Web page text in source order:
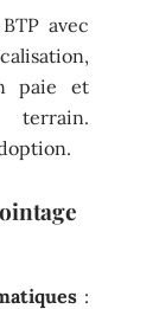
avec
paie et
terrain.
: